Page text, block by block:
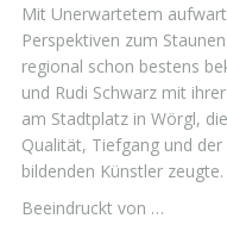
Mit Unerwartetem
Perspektiven zum
regional schon bestens
und Rudi Schwarz mit
am Stadtplatz in Wörgl,
Qualität, Tiefgang und
bildenden Künstler zeugte.
Beeindruckt von …